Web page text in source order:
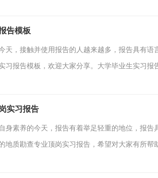
告模板
天，接触并使用报告的人越来越多，报告具有
习报告模板，欢迎大家分享。大学毕业生实习报
实习报告
身素养的今天，报告有着举足轻重的地位，报
地质勘查专业顶岗实习报告，希望对大家有所帮